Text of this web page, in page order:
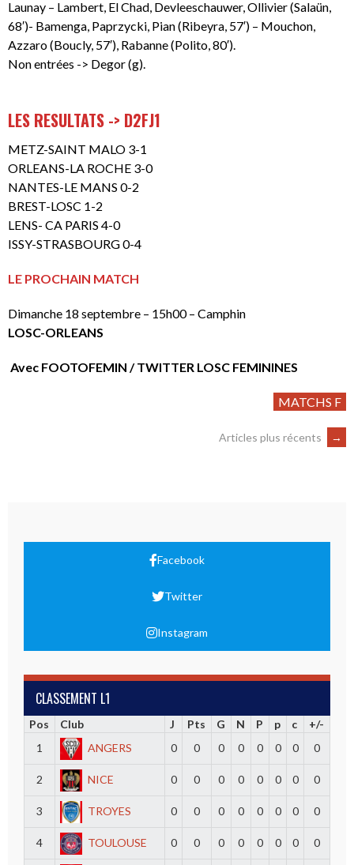
Launay – Lambert, El Chad, Devleeschauwer, Ollivier (Salaün,
68′)- Bamenga, Paprzycki, Pian (Ribeyra, 57′) – Mouchon,
Azzaro (Boucly, 57′), Rabanne (Polito, 80′).
Non entrées -> Degor (g).
LES RESULTATS -> D2FJ1
METZ-SAINT MALO 3-1
ORLEANS-LA ROCHE 3-0
NANTES-LE MANS 0-2
BREST-LOSC 1-2
LENS- CA PARIS 4-0
ISSY-STRASBOURG 0-4
LE PROCHAIN MATCH
Dimanche 18 septembre – 15h00 – Camphin
LOSC-ORLEANS
Avec FOOTOFEMIN / TWITTER LOSC FEMININES
MATCHS F
Articles plus récents →
Facebook
Twitter
Instagram
CLASSEMENT L1
Pos Club J Pts G N P p c
+/-
1
ANGERS 0 0 0 0 0 0 0 0
2 NICE 0 0 0 0 0 0 0 0
3 TROYES 0 0 0 0 0 0 0 0
4 TOULOUSE 0 0 0 0 0 0 0 0